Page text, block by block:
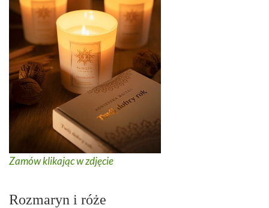
Zamów klikając w zdjęcie
Rozmaryn i róże